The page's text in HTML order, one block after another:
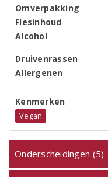
Omverpakking
Flesinhoud
Alcohol
Druivenrassen
Allergenen
Kenmerken
Vegan
Onderscheidingen (5)